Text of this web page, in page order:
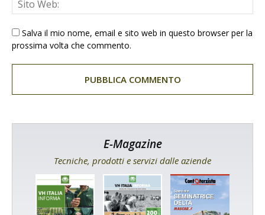
Salva il mio nome, email e sito web in questo browser per la
prossima volta che commento.
E-Magazine
Tecniche, prodotti e servizi dalle aziende